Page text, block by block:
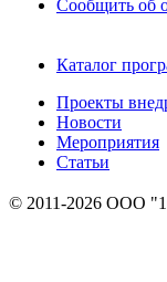
Сообщить об
Каталог
Проекты
Новости
Мероприятия
Статьи
© 2011-2026 ООО